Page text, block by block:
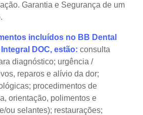
Garantia e Segurança de um
incluídos no BB Dental
DOC, estão: consulta
diagnóstico; urgência /
reparos e alívio da dor;
procedimentos de
orientação, polimentos e
ou selantes); restaurações;